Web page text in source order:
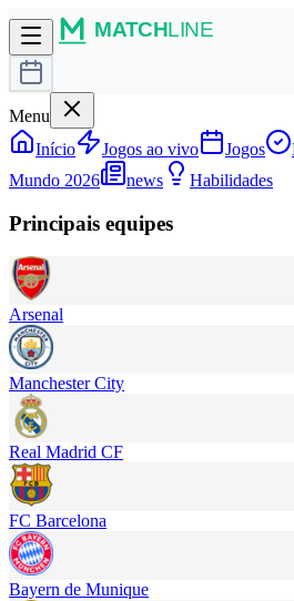
Menu
Início
Jogos ao vivo Jogos
Mundo 2026
news Habilidades
Principais equipes
Arsenal
Manchester City
Real Madrid CF
FC Barcelona
Bayern de Munique